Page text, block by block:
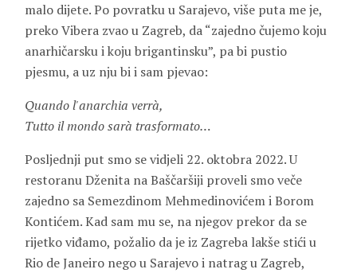
malo dijete. Po povratku u Sarajevo, više puta me je,
preko Vibera zvao u Zagreb, da “zajedno čujemo koju
anarhičarsku i koju brigantinsku”, pa bi pustio
pjesmu, a uz nju bi i sam pjevao:
Quando l'anarchia verrà,
Tutto il mondo sarà trasformato…
Posljednji put smo se vidjeli 22. oktobra 2022. U
restoranu Dženita na Baščaršiji proveli smo veče
zajedno sa Semezdinom MehmedinovićemiBorom
Kontićem. Kad sam mu se, na njegov prekor da se
rijetko viđamo, požalio da je iz Zagreba lakše stići u
Rio de Janeiro nego u Sarajevo i natrag u Zagreb,